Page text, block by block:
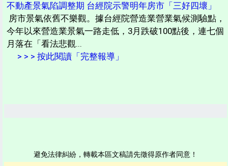
不動產景氣陷調整期 台經院示警明年房市「三好四壞」
房市景氣依舊不樂觀。據台經院營造業營業氣候測驗點，
今年以來營造業景氣一路走低，3月跌破100點後，連七個
月落在「看法悲觀...
> > > 按此閱讀「完整報導」
避免法律糾紛，轉載本區文稿請先徵得原作者同意！